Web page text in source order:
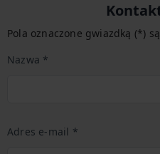
Pola oznaczone gwiazdką (*)
Nazwa *
Adres e-mail *